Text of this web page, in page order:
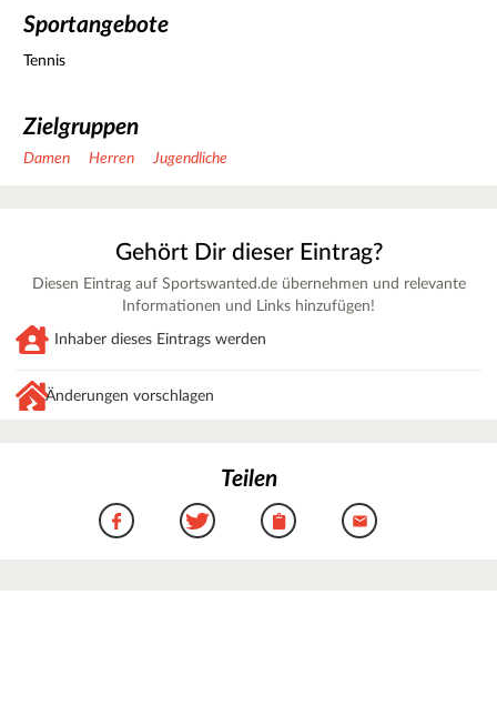
Sportangebote
Tennis
Zielgruppen
Damen Herren Jugendliche
Gehört Dir dieser Eintrag?
Diesen Eintrag auf Sportswanted.de übernehmen und relevante
Informationen und Links hinzufügen!
Inhaber dieses Eintrags werden
Änderungen vorschlagen
Teilen